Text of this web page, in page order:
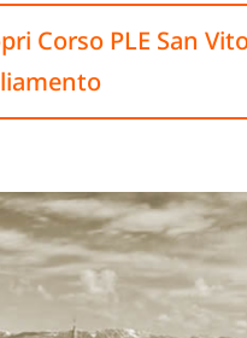
Corso PLE San